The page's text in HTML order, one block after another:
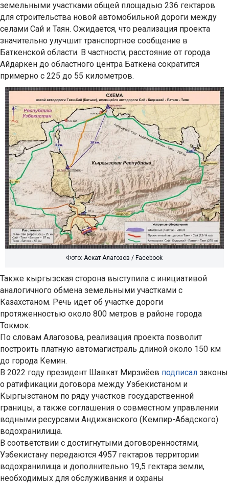
земельными участками общей площадью 236 гектаров
для строительства новой автомобильной дороги между
селами Сай и Таян. Ожидается, что реализация проекта
значительно улучшит транспортное сообщение в
Баткенской области. В частности, расстояние от города
Айдаркен до областного центра Баткена сократится
примерно с 225 до 55 километров.
Фото: Аскат Алагозов / Facebook
Также кыргызская сторона выступила с инициативой
аналогичного обмена земельными участками с
Казахстаном. Речь идет об участке дороги
протяженностью около 800 метров в районе города
Токмок.
По словам Алагозова, реализация проекта позволит
построить платную автомагистраль длиной около 150 км
до города Кемин.
В 2022 году президент Шавкат Мирзиёев подписал законы
о ратификации договора между Узбекистаном и
Кыргызстаном по ряду участков государственной
границы, а также соглашения о совместном управлении
водными ресурсами Андижанского (Кемпир-Абадского)
водохранилища.
В соответствии с достигнутыми договоренностями,
Узбекистану передаются 4957 гектаров территории
водохранилища и дополнительно 19,5 гектара земли,
необходимых для обслуживания и охраны